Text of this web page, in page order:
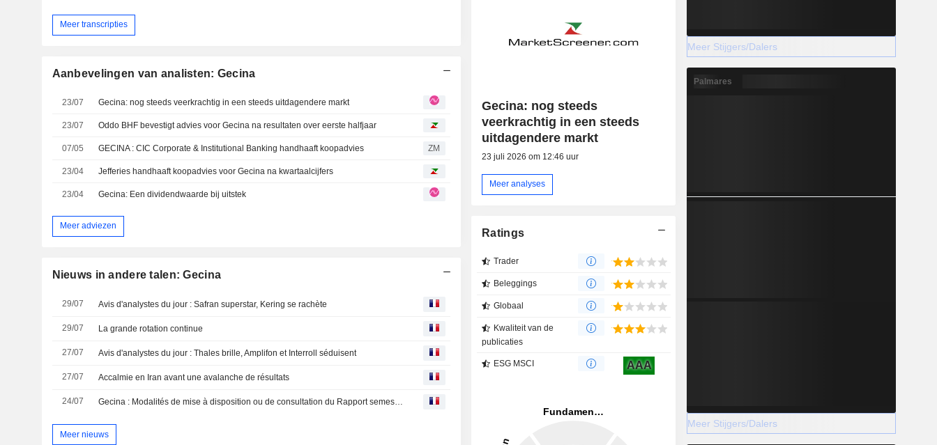
Meer transcripties
Aanbevelingen van analisten: Gecina
23/07 Gecina: nog steeds veerkrachtig in een steeds uitdagendere markt
23/07 Oddo BHF bevestigt advies voor Gecina na resultaten over eerste halfjaar
07/05 GECINA : CIC Corporate & Institutional Banking handhaaft koopadvies ZM
23/04 Jefferies handhaaft koopadvies voor Gecina na kwartaalcijfers
23/04 Gecina: Een dividendwaarde bij uitstek
Meer adviezen
Nieuws in andere talen: Gecina
29/07 Avis d'analystes du jour : Safran superstar, Kering se rachète
29/07 La grande rotation continue
27/07 Avis d'analystes du jour : Thales brille, Amplifon et Interroll séduisent
27/07 Accalmie en Iran avant une avalanche de résultats
24/07 Gecina : Modalités de mise à disposition ou de consultation du Rapport semestriel 2026
Meer nieuws
Gecina: nog steeds
veerkrachtig in een steeds
uitdagendere markt
23 juli 2026 om 12:46 uur
Meer analyses
Ratings
Trader
Beleggings
Globaal
Kwaliteit van de
publicaties
ESG MSCI AAA
Meer Stijgers/Dalers
Palmares
Meer Stijgers/Dalers